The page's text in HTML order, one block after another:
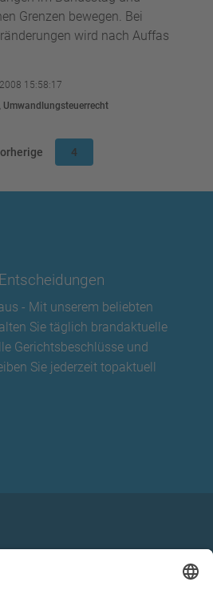
Grenzen bewegen. Bei
wird nach Auffas
15:58:17
, Umwandlungsteuerrecht
4
- Mit unserem beliebten
Sie täglich brandaktuelle
Gerichtsbeschlüsse und
Sie jederzeit topaktuell